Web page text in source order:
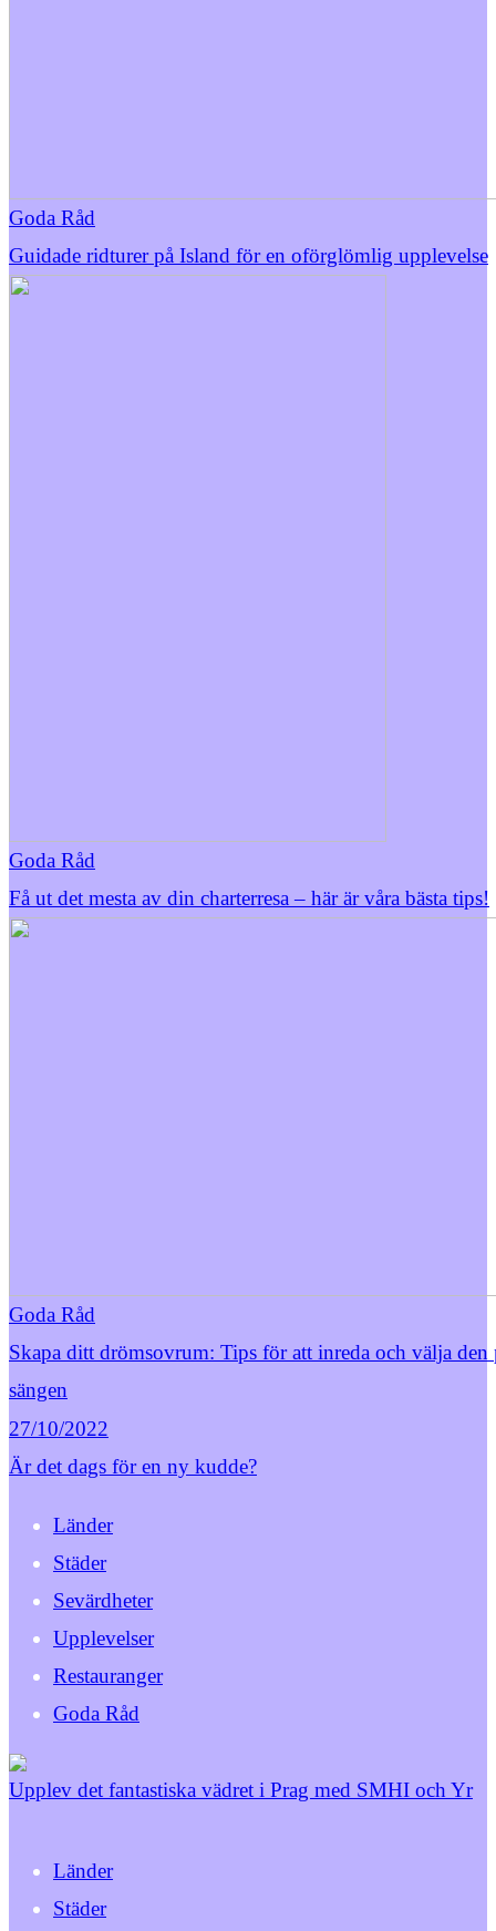
Goda Råd
Guidade ridturer på Island för en oförglömlig upplevelse
Goda Råd
Få ut det mesta av din charterresa – här är våra bästa tips!
Goda Råd
Skapa ditt drömsovrum: Tips för att inreda och välja den
sängen
27/10/2022
Är det dags för en ny kudde?
Länder
Städer
Sevärdheter
Upplevelser
Restauranger
Goda Råd
Upplev det fantastiska vädret i Prag med SMHI och Yr
Länder
Städer